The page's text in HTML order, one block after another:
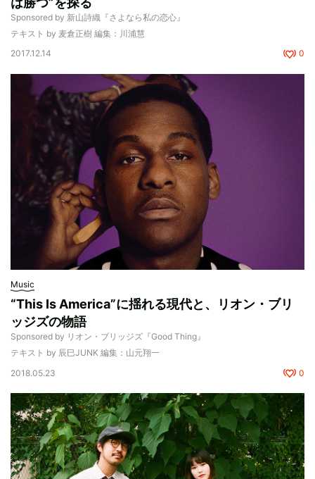
Sponsored by 新山詩織『さよなら私の恋心』
テキスト by 麦倉正樹 編集：川浦慧
2017.12.14
0
Music
“This Is America”に揺れる現代と、リオン・ブリ
ッジズの物語
Sponsored by リオン・ブリッジズ『Good Thing』
テキスト by 辰巳JUNK 編集：山元翔一
2018.05.23
0